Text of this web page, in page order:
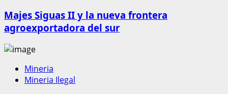
Majes Siguas II y la nueva frontera
agroexportadora del sur
Mineria
Mineria Ilegal